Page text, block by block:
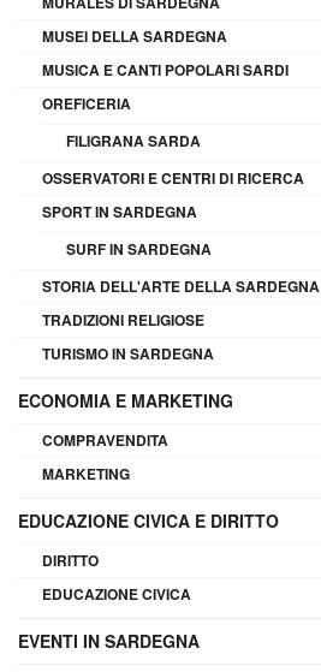
MUSEI DELLA SARDEGNA
MUSICA E CANTI POPOLARI SARDI
OREFICERIA
FILIGRANA SARDA
OSSERVATORI E CENTRI DI RICERCA
SPORT IN SARDEGNA
SURF IN SARDEGNA
STORIA DELL'ARTE DELLA SARDEGNA
TRADIZIONI RELIGIOSE
TURISMO IN SARDEGNA
ECONOMIA E MARKETING
COMPRAVENDITA
MARKETING
EDUCAZIONE CIVICA E DIRITTO
DIRITTO
EDUCAZIONE CIVICA
EVENTI IN SARDEGNA